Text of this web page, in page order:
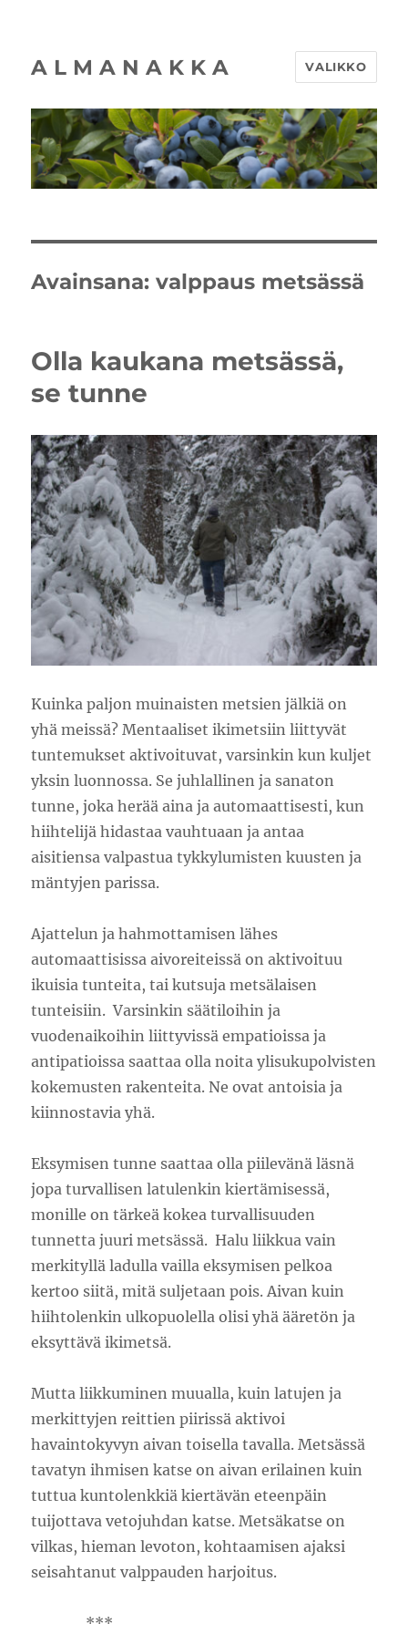
A L M A N A K K A VALIKKO
Avainsana:valppaus metsässä
Olla kaukana metsässä,
se tunne
Kuinka paljon muinaisten metsien jälkiä on
yhä meissä? Mentaaliset ikimetsiin liittyvät
tuntemukset aktivoituvat, varsinkin kun kuljet
yksin luonnossa. Se juhlallinen ja sanaton
tunne, joka herää aina ja automaattisesti, kun
hiihtelijä hidastaa vauhtuaan ja antaa
aisitiensa valpastua tykkylumisten kuusten ja
mäntyjen parissa.
Ajattelun ja hahmottamisen lähes
automaattisissa aivoreiteissä on aktivoituu
ikuisia tunteita, tai kutsuja metsälaisen
tunteisiin. Varsinkin säätiloihin ja
vuodenaikoihin liittyvissä empatioissa ja
antipatioissa saattaa olla noita ylisukupolvisten
kokemusten rakenteita. Ne ovat antoisia ja
kiinnostavia yhä.
Eksymisen tunne saattaa olla piilevänä läsnä
jopa turvallisen latulenkin kiertämisessä,
monille on tärkeä kokea turvallisuuden
tunnetta juuri metsässä. Halu liikkua vain
merkityllä ladulla vailla eksymisen pelkoa
kertoo siitä, mitä suljetaan pois. Aivan kuin
hiihtolenkin ulkopuolella olisi yhä ääretön ja
eksyttävä ikimetsä.
Mutta liikkuminen muualla, kuin latujen ja
merkittyjen reittien piirissä aktivoi
havaintokyvyn aivan toisella tavalla. Metsässä
tavatyn ihmisen katse on aivan erilainen kuin
tuttua kuntolenkkiä kiertävän eteenpäin
tuijottava vetojuhdan katse. Metsäkatse on
vilkas, hieman levoton, kohtaamisen ajaksi
seisahtanut valppauden harjoitus.
***